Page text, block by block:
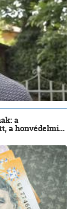
a
a honvédelmi...